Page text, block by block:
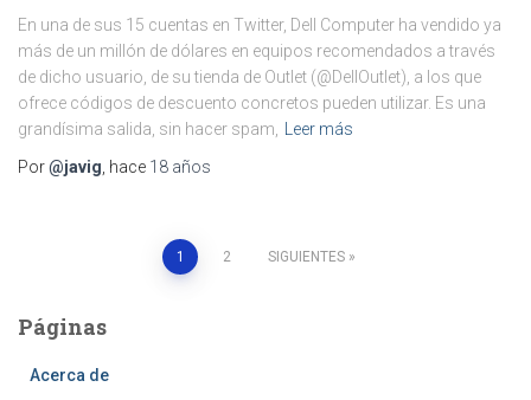
En una de sus 15 cuentas en Twitter, Dell Computer ha vendido ya
más de un millón de dólares en equipos recomendados a través
de dicho usuario, de su tienda de Outlet (@DellOutlet), a los que
ofrece códigos de descuento concretos pueden utilizar. Es una
grandísima salida, sin hacer spam,
Leer más
Por@javig , hace 18 años
Paginación
de
entradas
1 2 SIGUIENTES
Páginas
Acerca de